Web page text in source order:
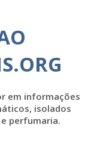
em informações
isolados
perfumaria.